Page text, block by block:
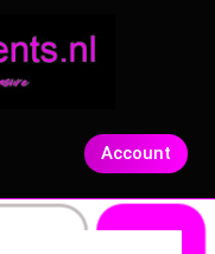
Account